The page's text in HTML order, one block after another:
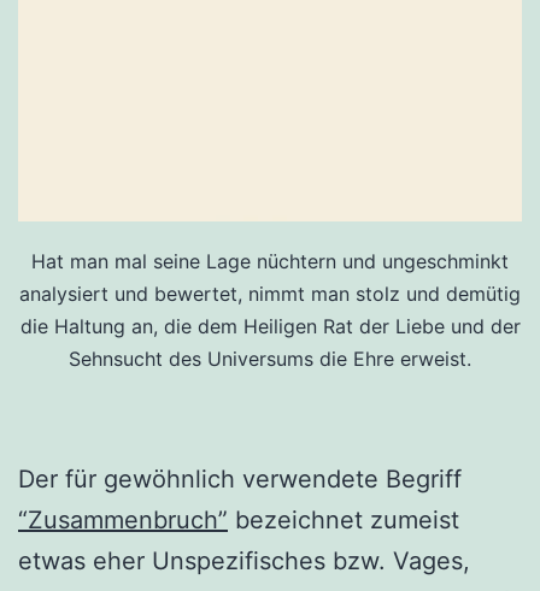
Hat man mal seine Lage nüchtern und ungeschminkt
analysiert und bewertet, nimmt man stolz und demütig
die Haltung an, die dem Heiligen Rat der Liebe und der
Sehnsucht des Universums die Ehre erweist.
Der für gewöhnlich verwendete Begriff
“Zusammenbruch” bezeichnet zumeist
etwas eher Unspezifisches bzw. Vages,